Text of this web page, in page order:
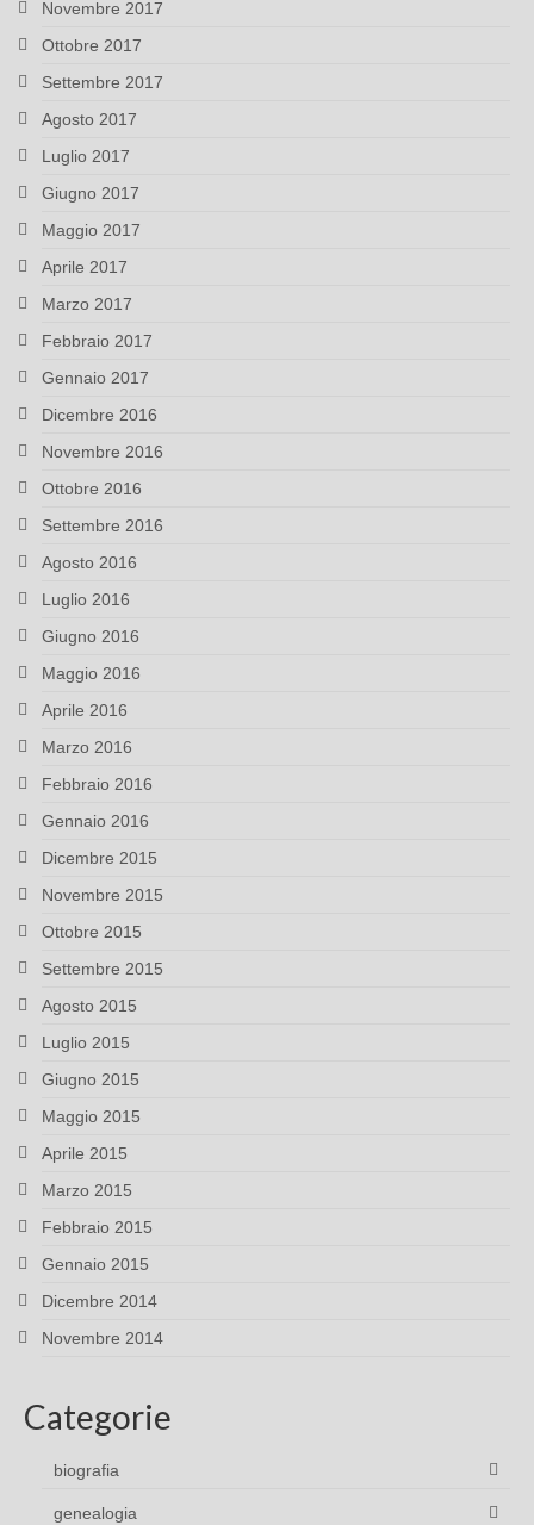
Novembre 2017
Ottobre 2017
Settembre 2017
Agosto 2017
Luglio 2017
Giugno 2017
Maggio 2017
Aprile 2017
Marzo 2017
Febbraio 2017
Gennaio 2017
Dicembre 2016
Novembre 2016
Ottobre 2016
Settembre 2016
Agosto 2016
Luglio 2016
Giugno 2016
Maggio 2016
Aprile 2016
Marzo 2016
Febbraio 2016
Gennaio 2016
Dicembre 2015
Novembre 2015
Ottobre 2015
Settembre 2015
Agosto 2015
Luglio 2015
Giugno 2015
Maggio 2015
Aprile 2015
Marzo 2015
Febbraio 2015
Gennaio 2015
Dicembre 2014
Novembre 2014
Categorie
biografia
genealogia